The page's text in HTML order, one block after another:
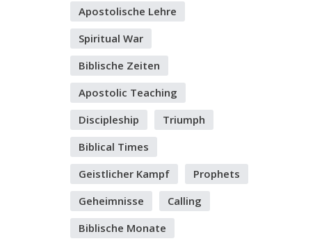
Apostolische Lehre
Spiritual War
Biblische Zeiten
Apostolic Teaching
Discipleship
Triumph
Biblical Times
Geistlicher Kampf
Prophets
Geheimnisse
Calling
Biblische Monate